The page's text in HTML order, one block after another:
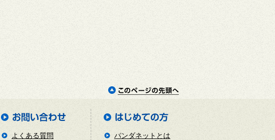
よくある質問
パンダネットとは